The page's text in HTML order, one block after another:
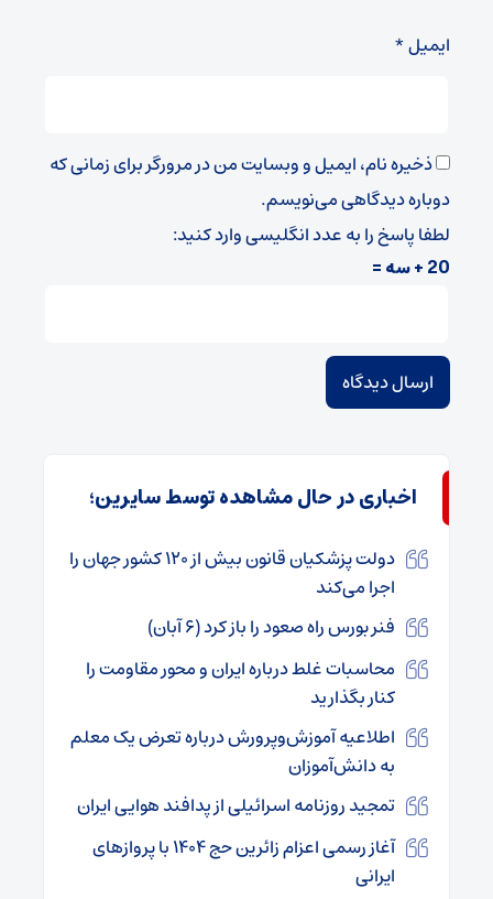
ایمیل*
ذخیره نام، ایمیل و وبسایت من در مرورگر برای زمانی که
دوباره دیدگاهی می‌نویسم.
لطفا پاسخ را به عدد انگلیسی وارد کنید:
20 + سه =
اخباری در حال مشاهده توسط سایرین؛
دولت پزشکیان قانون بیش از ۱۲۰ کشور جهان را
اجرا می‌کند
فنر بورس راه صعود را باز کرد (۶ آبان)
محاسبات غلط درباره ایران و محور مقاومت را
کنار بگذارید
اطلاعیه آموزش‌وپرورش درباره تعرض یک معلم
به دانش‌آموزان
تمجید روزنامه‌ اسرائیلی از پدافند هوایی ایران
آغاز رسمی اعزام زائرین حج ۱۴۰۴ با پروازهای
ایرانی